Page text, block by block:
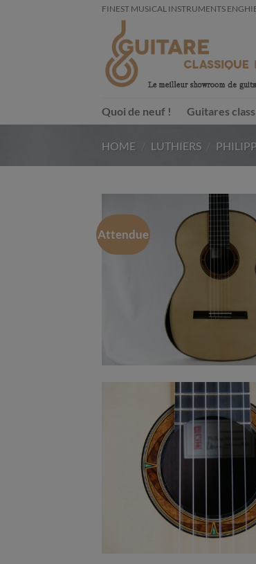
FINEST MUSICAL INSTRUMENTS
Quoi de neuf ! Guitares
HOME LUTHIERS
Attendue